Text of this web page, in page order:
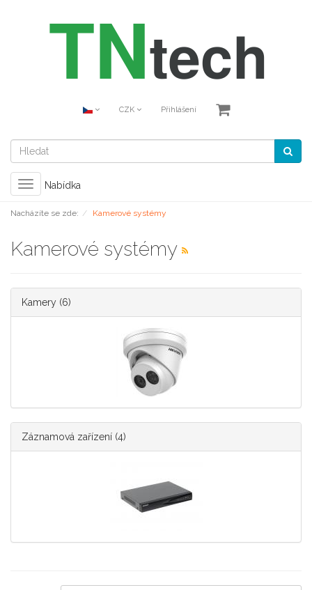
CZK Přihlášení
Toggle
navigation
Nabídka
Nacházíte se zde: Kamerové systémy
Kamerové systémy
Kamery (6)
Záznamová zařízení (4)